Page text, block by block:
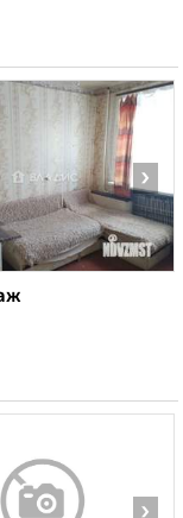
›
›